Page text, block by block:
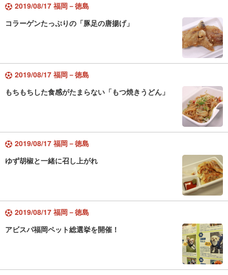
2019/08/17 福岡－徳島
コラーゲンたっぷりの「豚足の唐揚げ」
2019/08/17 福岡－徳島
もちもちした食感がたまらない「もつ焼きうどん」
2019/08/17 福岡－徳島
ゆず胡椒と一緒に召し上がれ
2019/08/17 福岡－徳島
アビスパ福岡ペット総選挙を開催！